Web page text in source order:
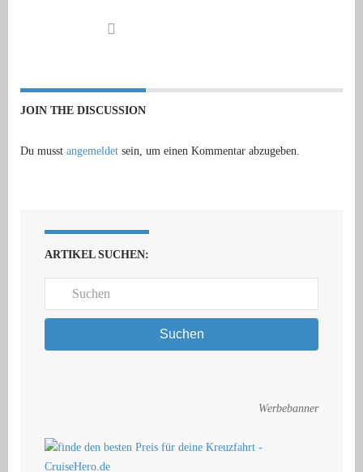
JOIN THE DISCUSSION
Du musst angemeldet sein, um einen Kommentar abzugeben.
ARTIKEL SUCHEN:
Suchen
Werbebanner